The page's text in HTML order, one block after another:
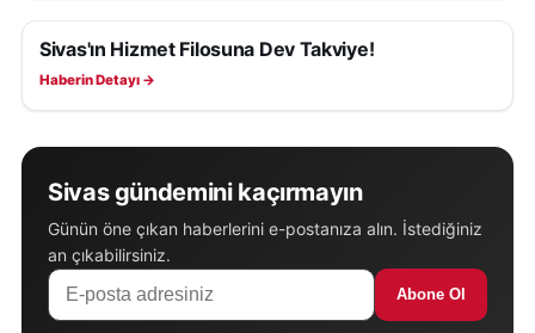
SIVAS HABERLERI
Sivas'ın Hizmet Filosuna Dev Takviye!
Haberin Detayı →
Sivas gündemini kaçırmayın
Günün öne çıkan haberlerini e-postanıza alın. İstediğiniz
an çıkabilirsiniz.
Abone Ol